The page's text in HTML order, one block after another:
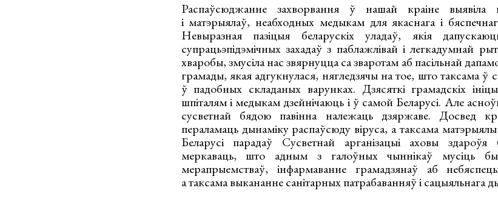
Распаўсюджанне захворвання ў нашай краіне выявіла
і матэрыялаў, неабходных медыкам для якаснага і
Невыразная пазіцыя беларускіх уладаў, якія
супрацьэпідэмічных захадаў з паблажлівай і легкадумнай
хваробы, змусіла нас звярнуцца са зваротам аб пасільнай
грамады, якая адгукнулася, нягледзячы на тое, што таксама ў
ў падобных складаных варунках. Дзясяткі грамадскіх
шпіталям і медыкам дзейнічаюць і ў самой Беларусі. Але
сусветнай бядою павінна належаць дзяржаве. Досвед
пераламаць дынаміку распаўсюду віруса, а таксама
Беларусі парадаў Сусветнай арганізацыі аховы
меркаваць, што адным з галоўных чыннікаў мусіць
мерапрыемстваў, інфармаванне грамадзянаў аб
а таксама выкананне санітарных патрабаванняў і сацыяльнага